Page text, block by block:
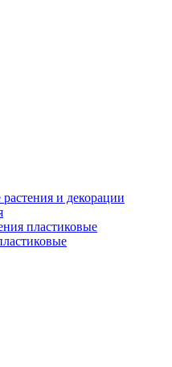
и декорации
пластиковые